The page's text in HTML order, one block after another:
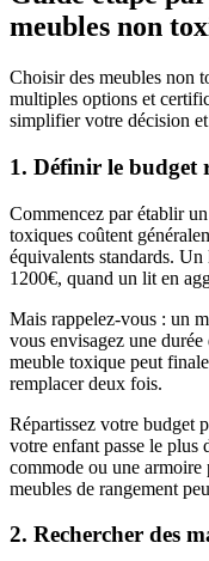
meubles non
Choisir des meubles non
multiples options et
simplifier votre décision
1. Définir le budget
Commencez par établir
toxiques coûtent
équivalents standards.
1200€, quand un lit en
Mais rappelez-vous : un
vous envisagez une
meuble toxique peut
remplacer deux fois.
Répartissez votre budget
votre enfant passe le plus
commode ou une armoire
meubles de rangement
2. Rechercher des